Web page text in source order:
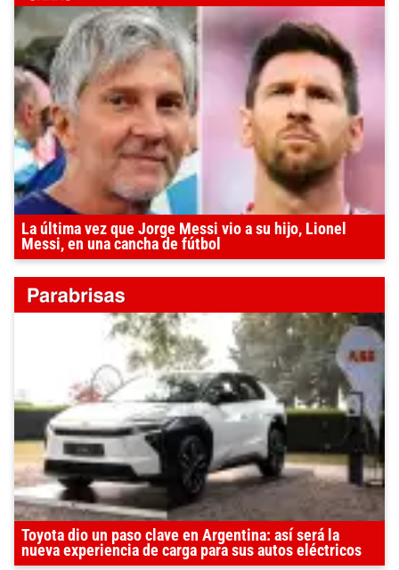
La última vez que Jorge Messi vio a su hijo, Lionel
Messi, en una cancha de fútbol
Toyota dio un paso clave en Argentina: así será la
nueva experiencia de carga para sus autos eléctricos